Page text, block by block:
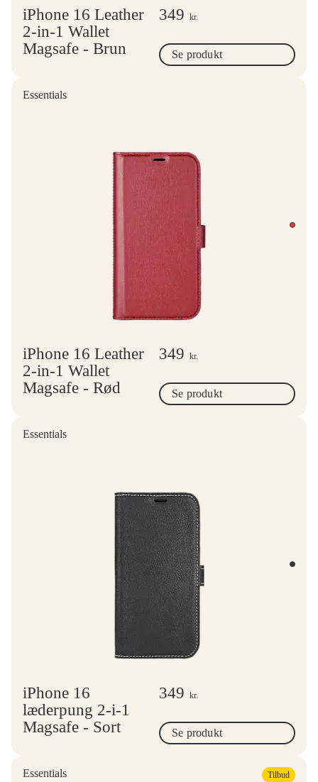
iPhone 16 Leather
2-in-1 Wallet
Magsafe - Brun
349 kr.
Se produkt
Essentials
iPhone 16 Leather
2-in-1 Wallet
Magsafe - Rød
349 kr.
Se produkt
Essentials
iPhone 16
læderpung 2-i-1
Magsafe - Sort
349 kr.
Se produkt
Essentials Tilbud